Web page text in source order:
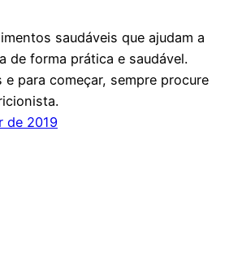
saudáveis que ajudam a
de forma prática e saudável.
e para começar, sempre procure
de 2019